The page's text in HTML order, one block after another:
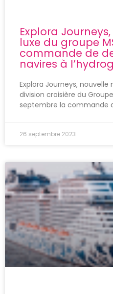
Explora
luxe du groupe
commande de
navires à
Explora Journeys,
division croisière du
septembre la commande
26 septembre 2023